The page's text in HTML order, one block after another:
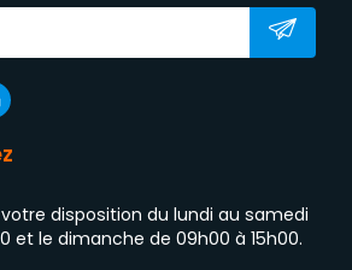
disposition du lundi au samedi
et le dimanche de 09h00 à 15h00.